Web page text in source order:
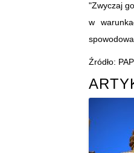
"Zwyczaj
w
Źródło: PAP